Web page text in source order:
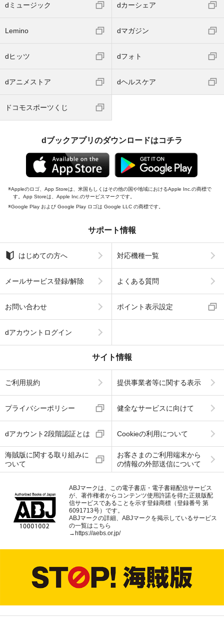
dミュージック dカーシェア
Lemino dマガジン
dヒッツ dフォト
dアニメストア dヘルスケア
ドコモスポーツくじ
dブックアプリのダウンロードはコチラ
Appleのロゴ、App Storeは、米国もしくはその他の国や地域におけるApple Inc.の商標で
す。App Storeは、Apple Inc.のサービスマークです。
Google Play および Google Play ロゴは Google LLC の商標です。
サポート情報
はじめての方へ 対応機種一覧
メールサービス登録/解除 よくある質問
お問い合わせ ポイント表示設定
dアカウントログイン
サイト情報
ご利用規約 提供事業者等に関する表示
プライバシーポリシー 健全なサービスに向けて
dアカウント2段階認証とは Cookieの利用について
海賊版に関する取り組みに
ついて
お客さまのご利用端末から
の情報の外部送信について
ABJマークは、この電子書店・電子書籍配信サービス
が、著作権者からコンテンツ使用許諾を得た正規版配
信サービスであることを示す登録商標（登録番号 第
6091713号）です。
ABJマークの詳細、ABJマークを掲示しているサービス
の一覧はこちら
→https://aebs.or.jp/